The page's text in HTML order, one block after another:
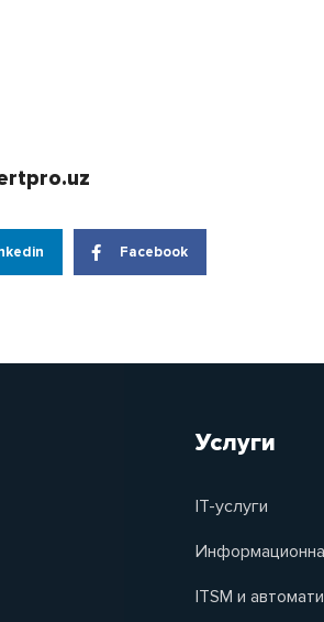
Facebook
Услуги
IT-услуги
ITSM и